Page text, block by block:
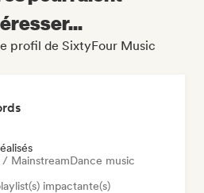
profil de SixtyFour Music
MainstreamDance music
impactante(s)